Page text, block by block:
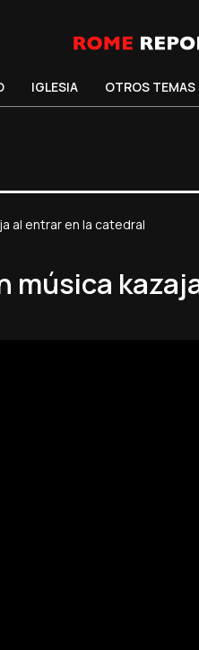
IGLESIA OTROS TEMAS
al entrar en la catedral
música